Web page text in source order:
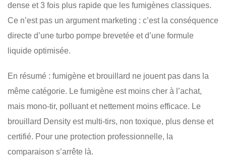
dense et 3 fois plus rapide que les fumigènes classiques.
Ce n’est pas un argument marketing : c’est la conséquence
directe d’une turbo pompe brevetée et d’une formule
liquide optimisée.
En résumé : fumigène et brouillard ne jouent pas dans la
même catégorie. Le fumigène est moins cher à l’achat,
mais mono-tir, polluant et nettement moins efficace. Le
brouillard Density est multi-tirs, non toxique, plus dense et
certifié. Pour une protection professionnelle, la
comparaison s’arrête là.